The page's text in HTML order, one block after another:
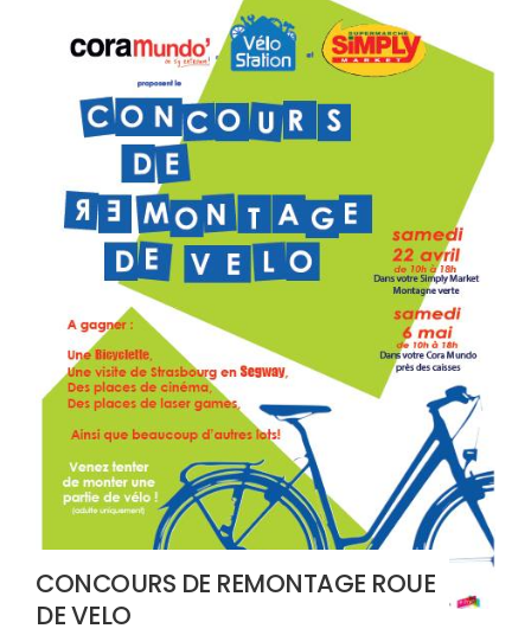
CONCOURS DE REMONTAGE ROUE
DE VELO